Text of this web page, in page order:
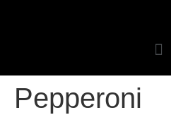
Pepperoni